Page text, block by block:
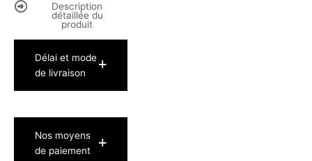
Description
détaillée du
produit
Délai et mode
de livraison
Nos moyens
de paiement